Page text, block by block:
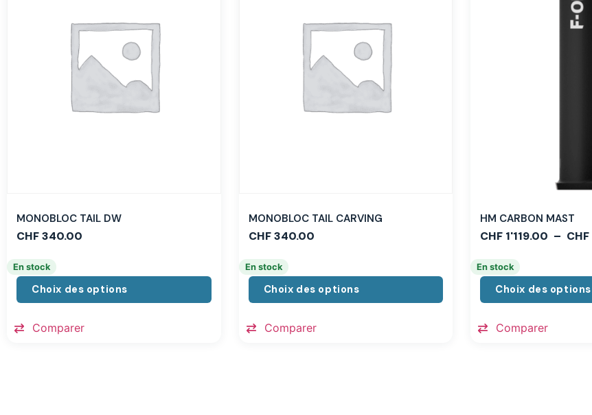
MONOBLOC TAIL DW
CHF340.00
En stock
Choix des options
Comparer
MONOBLOC TAIL CARVING
CHF340.00
En stock
Choix des options
Comparer
HM CARBON MAST
CHF 1'119.00 – CHF
En stock
Choix des options
Comparer